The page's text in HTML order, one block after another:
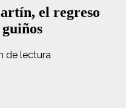
el regreso
de lectura